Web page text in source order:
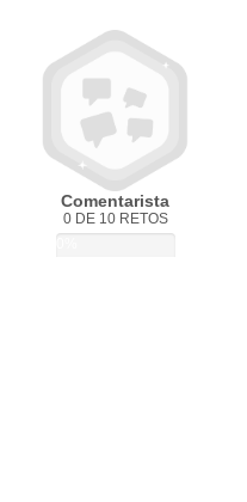
Comentarista
0 DE 10 RETOS